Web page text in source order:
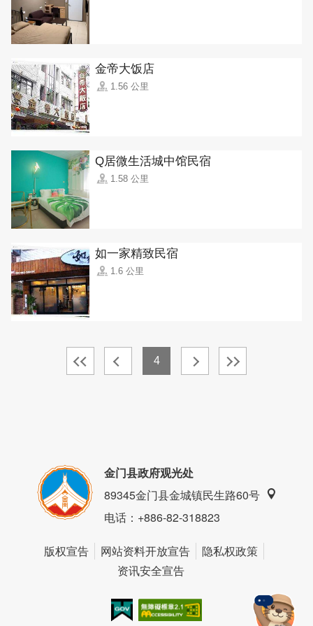
金帝大饭店
1.56 公里
Q居微生活城中馆民宿
1.58 公里
如一家精致民宿
1.6 公里
4
金门县政府观光处
89345金门县金城镇民生路60号
电话：+886-82-318823
版权宣告 网站资料开放宣告
隐私权政策
资讯安全宣告